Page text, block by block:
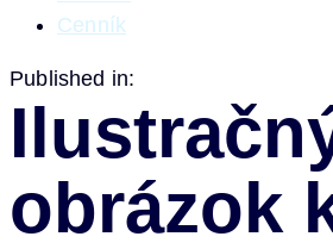
Cenník
Published in:
obrázok